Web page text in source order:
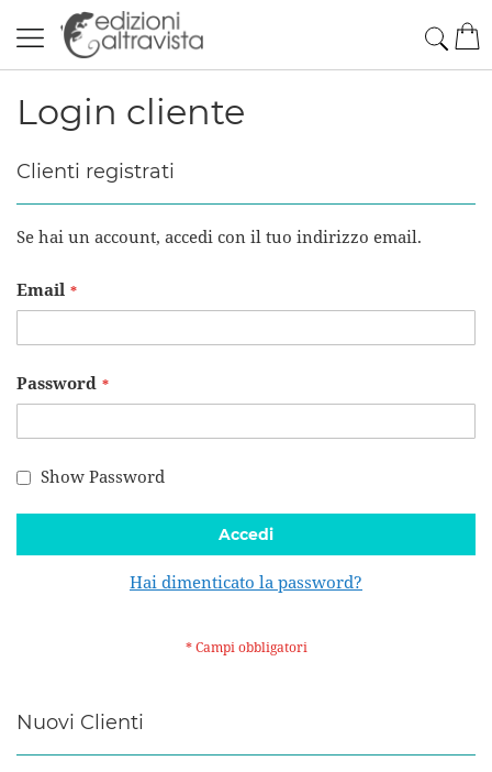
al
contenuto
Login cliente
Clienti registrati
Se hai un account, accedi con il tuo indirizzo email.
Email
Password
Show Password
Accedi
Hai dimenticato la password?
Nuovi Clienti